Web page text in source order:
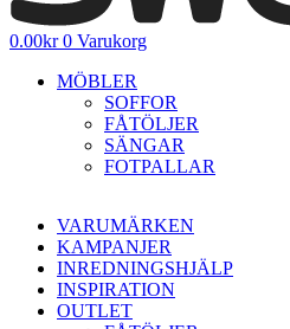
0.00kr 0 Varukorg
MÖBLER
SOFFOR
FÅTÖLJER
SÄNGAR
FOTPALLAR
VARUMÄRKEN
KAMPANJER
INREDNINGSHJÄLP
INSPIRATION
OUTLET